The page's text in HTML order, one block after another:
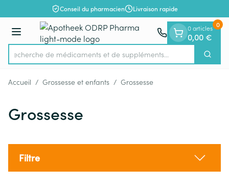
Aller au contenu
1 de 1Conseil du pharmacien Livraison rapide
Menu
Rechercher
Recherche de médicaments et de supp
0 articles
0,00 €
0
Accueil / Grossesse et enfants / Grossesse
Grossesse
Filtre